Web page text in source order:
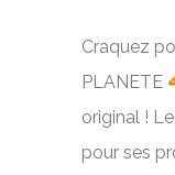
Craquez
PLANETE
original !
pour ses